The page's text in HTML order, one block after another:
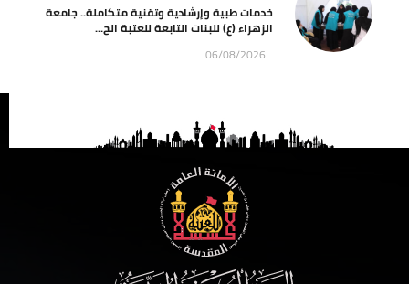
خدمات طبية وإرشادية وتقنية متكاملة.. جامعة
الزهراء (ع) للبنات التابعة للعتبة الح...
06/08/2026